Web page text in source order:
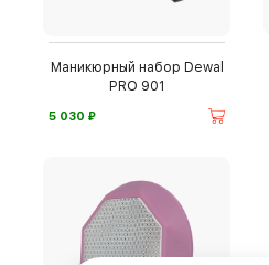
Маникюрный набор Dewal
PRO 901
5 030 ⃏